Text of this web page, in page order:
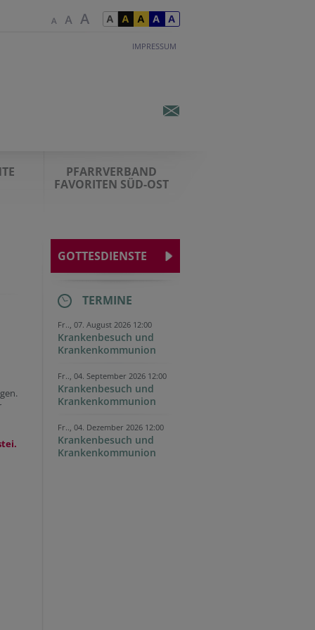
IMPRESSUM
PFARRVERBAND
FAVORITEN SÜD-OST
GOTTESDIENSTE
TERMINE
Fr.., 07. August 2026 12:00
Krankenbesuch und
Krankenkommunion
Fr.., 04. September 2026 12:00
Krankenbesuch und
Krankenkommunion
Fr.., 04. Dezember 2026 12:00
Krankenbesuch und
Krankenkommunion